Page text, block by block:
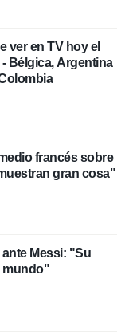
ver en TV hoy el
Bélgica, Argentina
francés sobre
gran cosa"
Messi: "Su
mundo"